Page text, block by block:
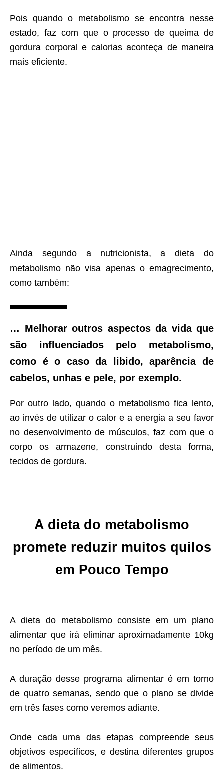
Pois quando o metabolismo se encontra nesse
estado, faz com que o processo de queima de
gordura corporal e calorias aconteça de maneira
mais eficiente.
Ainda segundo a nutricionista, a dieta do
metabolismo não visa apenas o emagrecimento,
como também:
… Melhorar outros aspectos da vida que
são influenciados pelo metabolismo,
como é o caso da libido, aparência de
cabelos, unhas e pele, por exemplo.
Por outro lado, quando o metabolismo fica lento,
ao invés de utilizar o calor e a energia a seu favor
no desenvolvimento de músculos, faz com que o
corpo os armazene, construindo desta forma,
tecidos de gordura.
A dieta do metabolismo
promete reduzir muitos quilos
em Pouco Tempo
A dieta do metabolismo consiste em um plano
alimentar que irá eliminar aproximadamente 10kg
no período de um mês.
A duração desse programa alimentar é em torno
de quatro semanas, sendo que o plano se divide
em três fases como veremos adiante.
Onde cada uma das etapas compreende seus
objetivos específicos, e destina diferentes grupos
de alimentos.